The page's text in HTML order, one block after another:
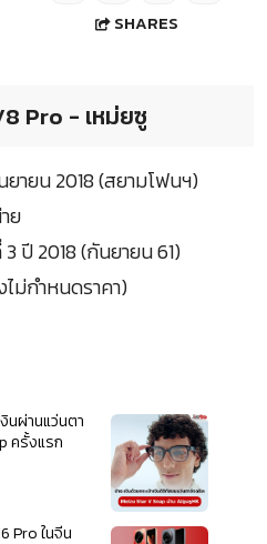
SHARES
Pro - เหม่ยซู
ายน 2018 (สยามโฟนฯ)
ย
ปี 2018 (กันยายน 61)
ม่กำหนดราคา)
นผ่านแว่นตา
ครั้งแรก
Pro ในจีน